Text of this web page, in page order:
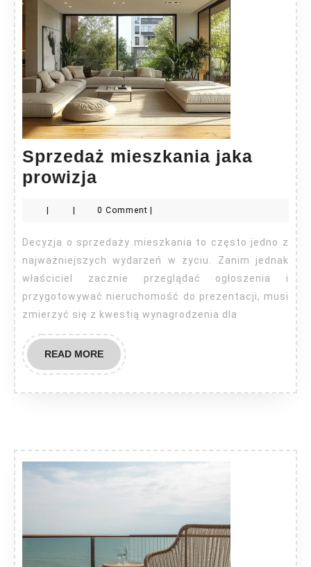
Sprzedaż mieszkania jaka
prowizja
jaka
prowizja
| | 0 Comment |
Decyzja o sprzedaży mieszkania to często jedno z
najważniejszych wydarzeń w życiu. Zanim jednak
właściciel zacznie przeglądać ogłoszenia i
przygotowywać nieruchomość do prezentacji, musi
zmierzyć się z kwestią wynagrodzenia dla
READ MOREREAD
MORE